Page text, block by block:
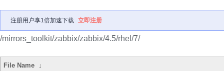
注册用户享1倍加速下载 立即注册
/mirrors_toolkit/zabbix/zabbix/4.5/rhel/7/
File Name ↓